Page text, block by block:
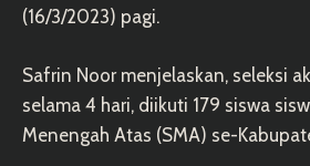
(16/3/2023) pagi.
Safrin Noor menjelaskan, seleksi
selama 4 hari, diikuti 179 siswa
Menengah Atas (SMA) se-